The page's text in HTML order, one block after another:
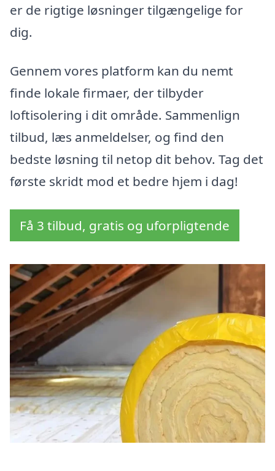
er de rigtige løsninger tilgængelige for
dig.
Gennem vores platform kan du nemt
finde lokale firmaer, der tilbyder
loftisolering i dit område. Sammenlign
tilbud, læs anmeldelser, og find den
bedste løsning til netop dit behov. Tag det
første skridt mod et bedre hjem i dag!
Få 3 tilbud, gratis og uforpligtende